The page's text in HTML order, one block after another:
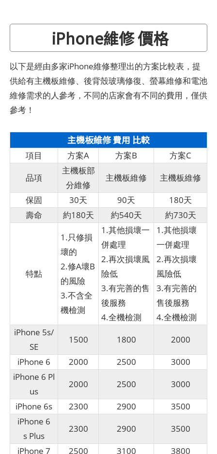
iPhone維修 價格
以下是經由多家iPhone維修整理出的方案比較表，提
供給有主機板維修、後背殼玻璃修復、螢幕維修和電池
維修需求的人參考，不同的店家會有不同的費用，僅供
參考！
主機板維修 費用 比較
項目 方案A 方案B
方案C
品項
主機板部
分維修
主機板維修
主機板維修
保固
30天 90天
180天
壽命
約180天 約540天 約730天
特點
1.只修損
壞的
2.修A壞B
的風險
3.不含全
機檢測
1.其他損壞一
併處理
2.再次損壞風
險低
3.有完善的售
後服務
4.全機檢測
1.其他損壞
一併處理
2.再次損壞
風險低
3.有完善的
售後服務
4.全機檢測
iPhone 5s/
SE
1500 1800
2000
iPhone 6
2000 2500
3000
iPhone 6 Pl
us
2000 2500
3000
iPhone 6s
2300 2900
3500
iPhone 6
s Plus
2300 2900
3500
iPhone 7
2500 3100
3800